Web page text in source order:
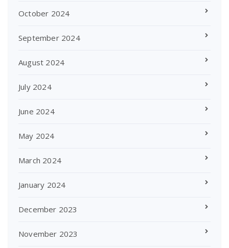
October 2024
September 2024
August 2024
July 2024
June 2024
May 2024
March 2024
January 2024
December 2023
November 2023